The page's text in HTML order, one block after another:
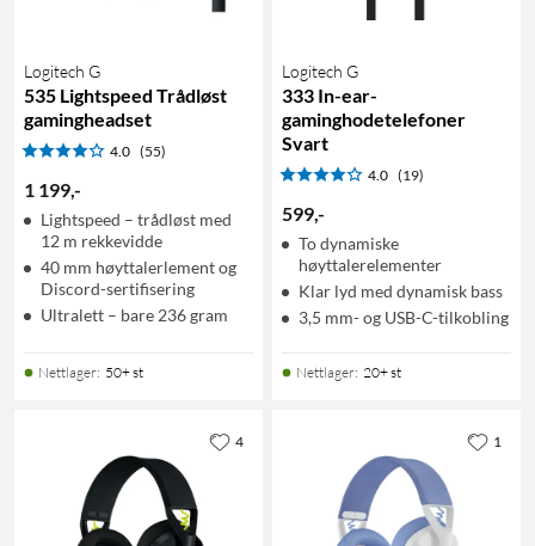
Logitech G
535 Lightspeed Trådløst
gamingheadset
4.0 (55)
1 199,-
Lightspeed – trådløst med
12 m rekkevidde
40 mm høyttalerlement og
Discord-sertifisering
Ultralett – bare 236 gram
Nettlager: 50+ st
Logitech G
333 In-ear-
gaminghodetelefoner
Svart
4.0 (19)
599,-
To dynamiske
høyttalerelementer
Klar lyd med dynamisk bass
3,5 mm- og USB-C-tilkobling
Nettlager: 20+ st
4 1